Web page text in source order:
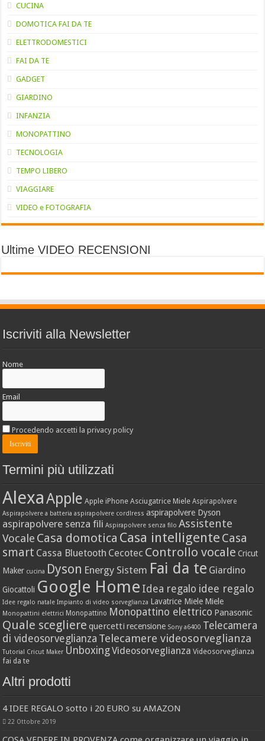
CUCINA
DOMOTICA FAI DA TE
ELETTRODOMESTICI
FAI DA TE
GADGET
GIARDINO
INFANZIA
MONOPATTINO
TECNOLOGIA
TEMPO LIBERO
VIAGGIARE
VIDEO e FOTOGRAFIA
Ultime VIDEO RECENSIONI
Iscriviti alla Newsletter
Nome
Email
Procedendo accetti la privacy policy
Termini più utilizzati
AlexaApple Apple iPhone Asciugatrice Miele Aspirapolvere
Aspirapolvere a batteria aspirapolvere cordlress aspirapolvere Dyson
aspirapolvere senza fili Aspirapolvere senza filo Assistente
Vocale Casa domotica Casa intelligente Casa
smart Cassa Bluetooth Cecotec Controllo vocale Cricut
Maker cucina Dyson Energy Sistem Fai da te Giardino
Giocattoli Google Home Idea regalo idee regalo
Idee regalo natale Impianto di video sorveglianza Lavatrice Miele Miele
Monopattini elettrici Monopattino Monopattino elettrico Panasonic
Quale scegliere quercetti recensione Sony a6400 Telecamera
di videosorveglianza Telecamere videosorveglianza
Tutorial Cricut Maker UnboxingVideosorveglianza Videosorveglianza
fai da te
Altri prodotti
4 IDEE REGALO sotto i 20 EURO su AMAZON
22 Ottobre 2019